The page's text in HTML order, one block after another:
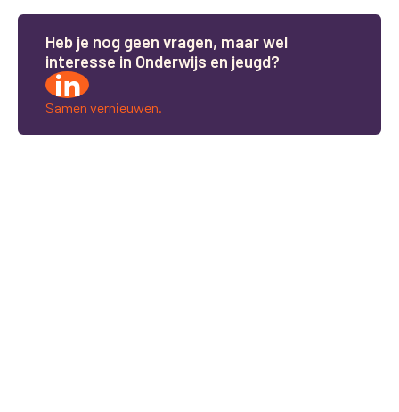
Heb je nog geen vragen, maarwel
interesse in Onderwijs en jeugd?
Samen vernieuwen.